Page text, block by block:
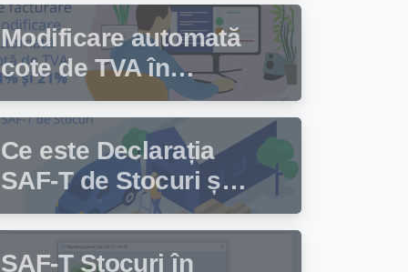
facturare Facturis
Modificare automată
cote de TVA în
programul de
facturare Facturis
Ce este Declarația
SAF-T de Stocuri și
cine trebuie să
depună această
SAF-T Stocuri în